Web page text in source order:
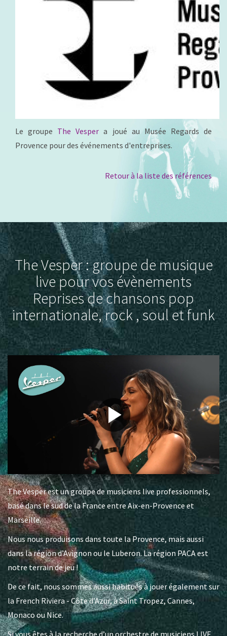
Le groupe The Vesper a joué au Musée Regards de
Provence pour des événements d'entreprises.
Retour à la liste des références
The Vesper : groupe de musique
live pour vos évènements
Reprises de chansons pop
internationale, rock , soul et funk
The Vesper est un groupe de musiciens live professionnels,
basé dans le sud de la France entre Aix-en-Provence et
Marseille.
Nous nous produisons dans toute la Provence, mais aussi
dans la région d’Avignon ou le Luberon. La région PACA est
notre terrain de jeu !
De ce fait, nous sommes aussi habitués à jouer également sur
la French Riviera - Côte d’Azur, à Saint Tropez, Cannes,
Monaco ou Nice.